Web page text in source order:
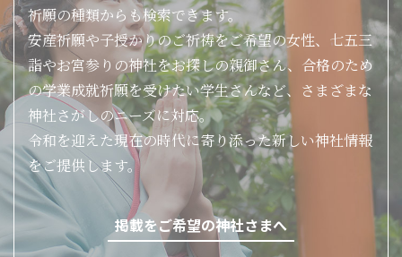
祈願の種類からも検索できます。
安産祈願や子授かりのご祈祷をご希望の女性、七五三
詣やお宮参りの神社をお探しの親御さん、合格のため
の学業成就祈願を受けたい学生さんなど、さまざまな
神社さがしのニーズに対応。
令和を迎えた現在の時代に寄り添った新しい神社情報
をご提供します。
掲載をご希望の神社さまへ